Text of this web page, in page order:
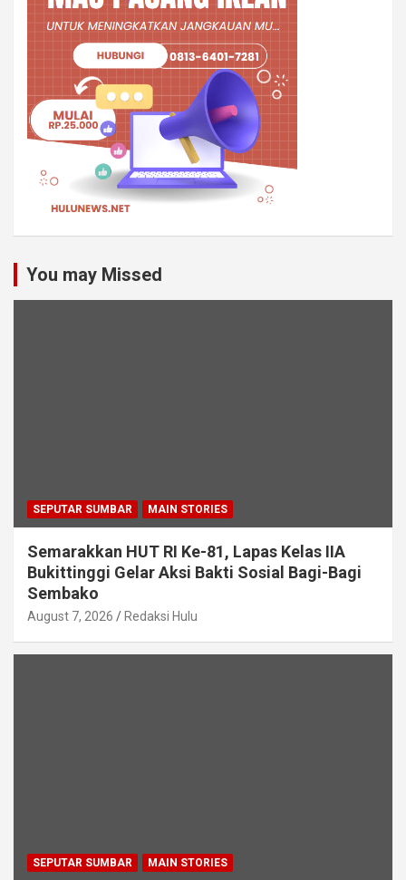
You may Missed
SEPUTAR SUMBAR MAIN STORIES
Semarakkan HUT RI Ke-81, Lapas Kelas IIA
Bukittinggi Gelar Aksi Bakti Sosial Bagi-Bagi
Sembako
August 7, 2026 Redaksi Hulu
SEPUTAR SUMBAR MAIN STORIES